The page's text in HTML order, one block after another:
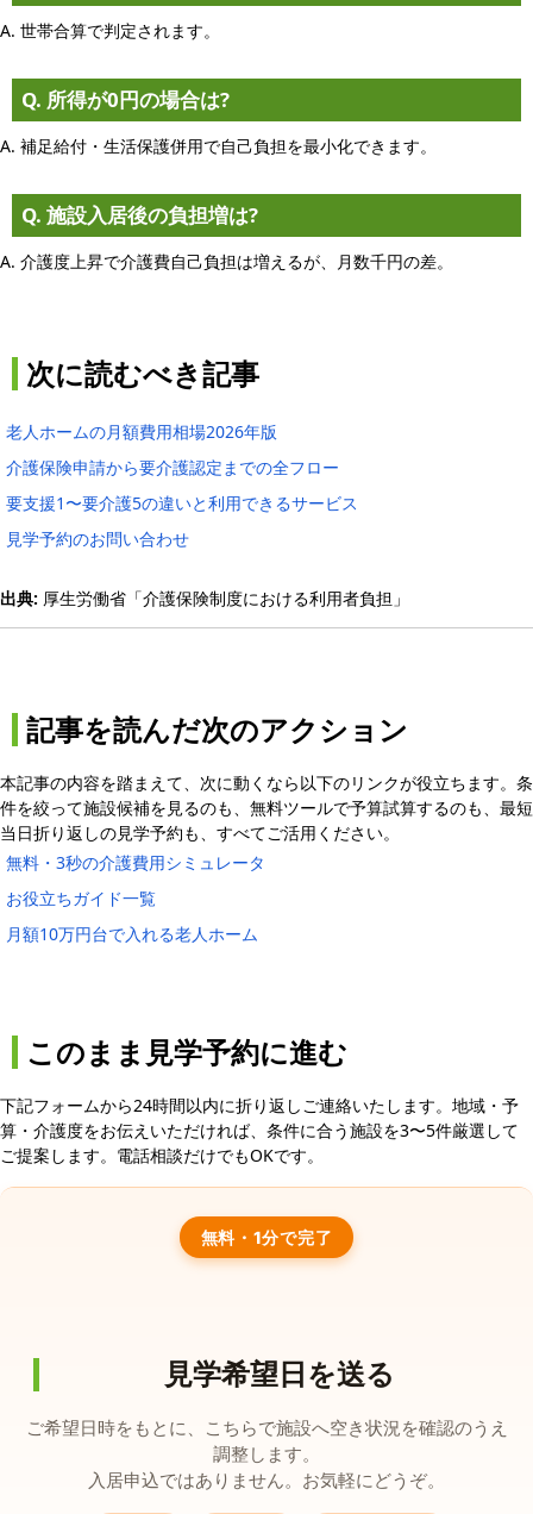
A. 世帯合算で判定されます。
Q. 所得が0円の場合は?
A. 補足給付・生活保護併用で自己負担を最小化できます。
Q. 施設入居後の負担増は?
A. 介護度上昇で介護費自己負担は増えるが、月数千円の差。
次に読むべき記事
老人ホームの月額費用相場2026年版
介護保険申請から要介護認定までの全フロー
要支援1〜要介護5の違いと利用できるサービス
見学予約のお問い合わせ
出典: 厚生労働省「介護保険制度における利用者負担」
記事を読んだ次のアクション
本記事の内容を踏まえて、次に動くなら以下のリンクが役立ちます。条
件を絞って施設候補を見るのも、無料ツールで予算試算するのも、最短
当日折り返しの見学予約も、すべてご活用ください。
無料・3秒の介護費用シミュレータ
お役立ちガイド一覧
月額10万円台で入れる老人ホーム
このまま見学予約に進む
下記フォームから24時間以内に折り返しご連絡いたします。地域・予
算・介護度をお伝えいただければ、条件に合う施設を3〜5件厳選して
ご提案します。電話相談だけでもOKです。
無料・1分で完了
見学希望日を送る
ご希望日時をもとに、こちらで施設へ空き状況を確認のうえ
調整します。
入居申込ではありません。お気軽にどうぞ。